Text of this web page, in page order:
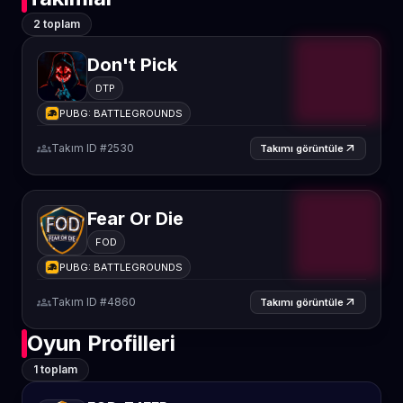
2 toplam
Don't Pick
DTP
PUBG: BATTLEGROUNDS
groupsTakım ID #2530 Takımı görüntüle arrow_outward
Fear Or Die
FOD
PUBG: BATTLEGROUNDS
groupsTakım ID #4860 Takımı görüntüle arrow_outward
Oyun Profilleri
1 toplam